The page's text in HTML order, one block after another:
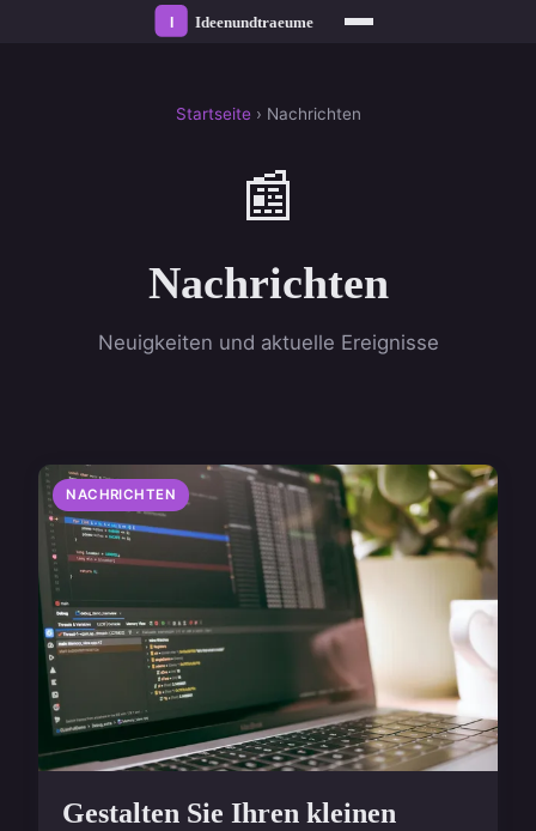
Startseite› Nachrichten
📰
Nachrichten
Neuigkeiten und aktuelle Ereignisse
NACHRICHTEN
Gestalten Sie Ihren kleinen